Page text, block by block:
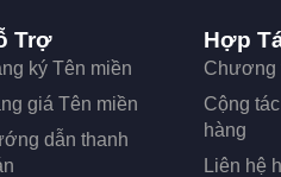
Trợ
ký Tên miền
giá Tên miền
dẫn thanh
Hợp
Chương
Cộng
hàng
Liên hệ